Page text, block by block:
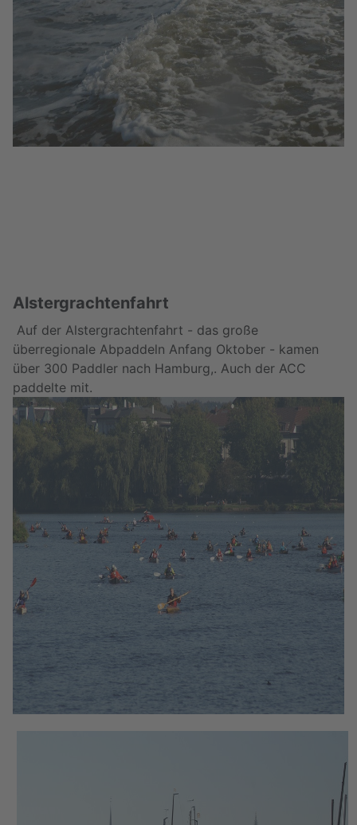
Alstergrachtenfahrt
Auf der Alstergrachtenfahrt - das große
überregionale Abpaddeln Anfang Oktober - kamen
über 300 Paddler nach Hamburg,. Auch der ACC
paddelte mit.